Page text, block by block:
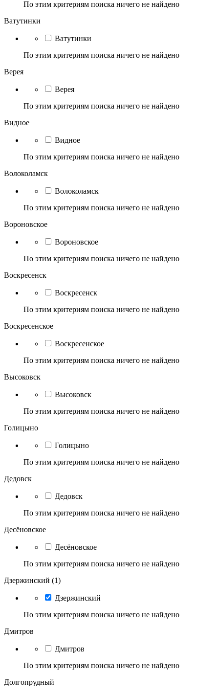
По этим критериям поиска ничего не найдено
Ватутинки
Ватутинки
По этим критериям поиска ничего не найдено
Верея
Верея
По этим критериям поиска ничего не найдено
Видное
Видное
По этим критериям поиска ничего не найдено
Волоколамск
Волоколамск
По этим критериям поиска ничего не найдено
Вороновское
Вороновское
По этим критериям поиска ничего не найдено
Воскресенск
Воскресенск
По этим критериям поиска ничего не найдено
Воскресенское
Воскресенское
По этим критериям поиска ничего не найдено
Высоковск
Высоковск
По этим критериям поиска ничего не найдено
Голицыно
Голицыно
По этим критериям поиска ничего не найдено
Дедовск
Дедовск
По этим критериям поиска ничего не найдено
Десёновское
Десёновское
По этим критериям поиска ничего не найдено
Дзержинский (1)
Дзержинский
По этим критериям поиска ничего не найдено
Дмитров
Дмитров
По этим критериям поиска ничего не найдено
Долгопрудный